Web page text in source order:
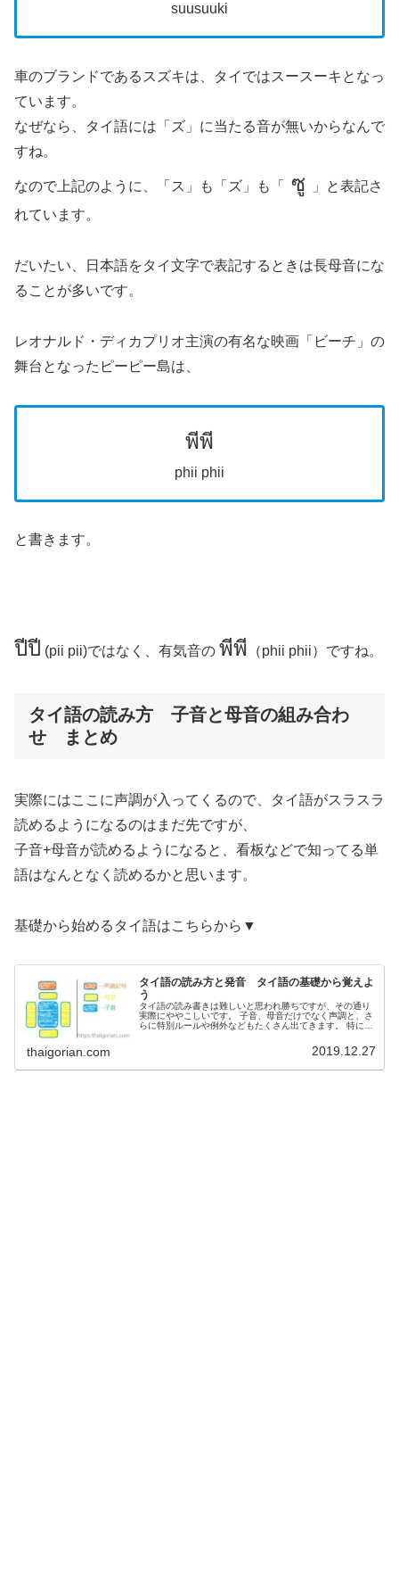
suusuuki
車のブランドであるスズキは、タイではスースーキとなっ
ています。
なぜなら、タイ語には「ズ」に当たる音が無いからなんで
すね。
なので上記のように、「ス」も「ズ」も「 ซู
」と表記さ
れています。
だいたい、日本語をタイ文字で表記するときは長母音にな
ることが多いです。
レオナルド・ディカプリオ主演の有名な映画「ビーチ」の
舞台となったピーピー島は、
พีพี
phii phii
と書きます。
ปีปี (pii pii)ではなく、有気音の พีพี （phii phii）ですね。
タイ語の読み方 子音と母音の組み合わ
せ まとめ
実際にはここに声調が入ってくるので、タイ語がスラスラ
読めるようになるのはまだ先ですが、
子音+母音が読めるようになると、看板などで知ってる単
語はなんとなく読めるかと思います。
基礎から始めるタイ語はこちらから▼
タイ語の読み方と発音 タイ語の基礎から覚えよ
う
タイ語の読み書きは難しいと思われ勝ちですが、その通り
実際にややこしいです。 子音、母音だけでなく声調と、さ
らに特別ルールや例外などもたくさん出てきます。 特に最
始めは全く何か分かりませんよね。 でも、１つずつ関門を
クリアしていけばある程度はすぐに読めるようになりま
thaigorian.com 2019.12.27